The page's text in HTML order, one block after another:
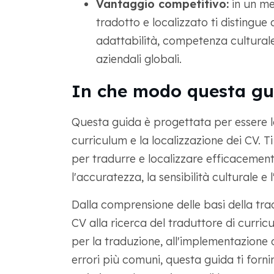
Vantaggio competitivo:in un
tradotto e localizzato ti distingue
adattabilità, competenza
aziendali globali.
In che modo questa
Questa guida è progettata per
curriculum e la localizzazione dei CV.
per tradurre e localizzare
l'accuratezza, la sensibilità culturale e
Dalla comprensione delle basi della
CV alla ricerca del traduttore di
per la traduzione,
errori più comuni, questa guida ti